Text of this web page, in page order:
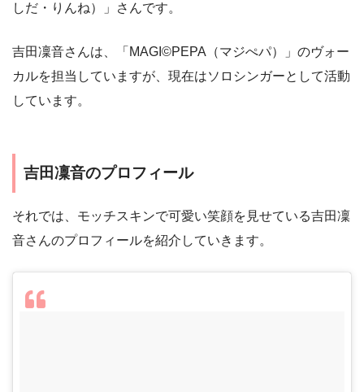
しだ・りんね）」さんです。
吉田凜音さんは、「MAGI©PEPA（マジぺパ）」のヴォー
カルを担当していますが、現在はソロシンガーとして活動
しています。
吉田凜音のプロフィール
それでは、モッチスキンで可愛い笑顔を見せている吉田凜
音さんのプロフィールを紹介していきます。